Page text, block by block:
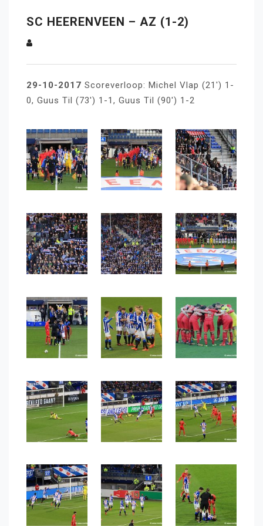
SC HEERENVEEN – AZ (1-2)
29-10-2017 Scoreverloop: Michel Vlap (21′) 1-
0, Guus Til (73′) 1-1, Guus Til (90′) 1-2